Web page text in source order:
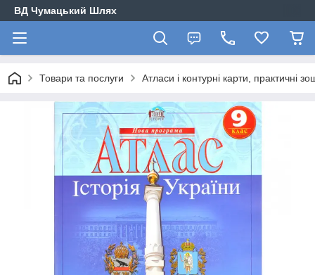
ВД Чумацький Шлях
Товари та послуги Атласи і контурні карти, практичні